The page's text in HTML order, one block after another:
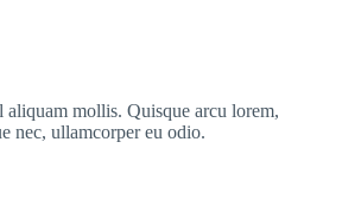
mollis. Quisque arcu lorem,
nec, ullamcorper eu odio.